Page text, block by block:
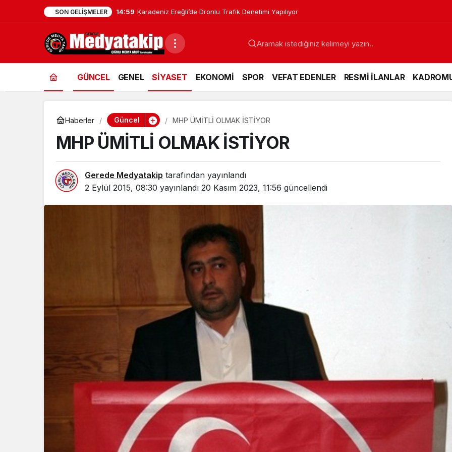
SON GELIŞMELER 14:59 Karadeniz Ereğli’de Dronlu Trafik Denetimi Yapılıyor
GÜNCEL GENEL SİYASET EKONOMİ SPOR VEFAT EDENLER RESMİ İLANLAR
Haberler Güncel MHP ÜMİTLİ OLMAK İSTİYOR
MHP ÜMİTLİ OLMAK İSTİYOR
Gerede Medyatakip tarafından yayınlandı
2 Eylül 2015, 08:30 yayınlandı 20 Kasım 2023, 11:56 güncellendi
Yapılıyor
Spor
Fenerbahçe’den Romelu
Lukaku Transferi! Napoli
ile Görüşmeler Başladı